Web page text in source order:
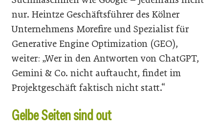
nur. Heintze Geschäftsführer des Kölner
Unternehmens Morefire und Spezialist für
Generative Engine Optimization (GEO),
weiter: „Wer in den Antworten von ChatGPT,
Gemini & Co. nicht auftaucht, findet im
Projektgeschäft faktisch nicht statt.“
Gelbe Seiten sind out